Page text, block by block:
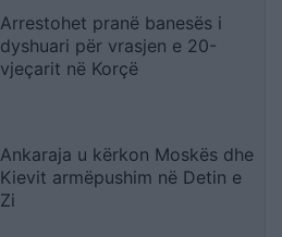
Arrestohet pranë banesës i
dyshuari për vrasjen e 20-
vjeçarit në Korçë
Ankaraja u kërkon Moskës dhe
Kievit armëpushim në Detin e
Zi